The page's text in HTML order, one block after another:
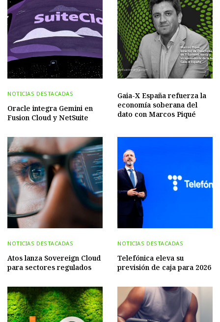
NOTICIAS DESTACADAS
Oracle integra Gemini en
Fusion Cloud y NetSuite
Gaia-X España refuerza la
economía soberana del
dato con Marcos Piqué
NOTICIAS DESTACADAS
Atos lanza Sovereign Cloud
para sectores regulados
NOTICIAS DESTACADAS
Telefónica eleva su
previsión de caja para 2026